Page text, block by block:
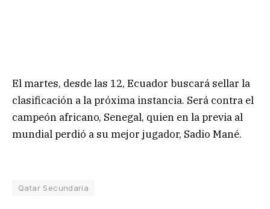
El martes, desde las 12, Ecuador buscará sellar la
clasificación a la próxima instancia. Será contra el
campeón africano, Senegal, quien en la previa al
mundial perdió a su mejor jugador, Sadio Mané.
Qatar Secundaria